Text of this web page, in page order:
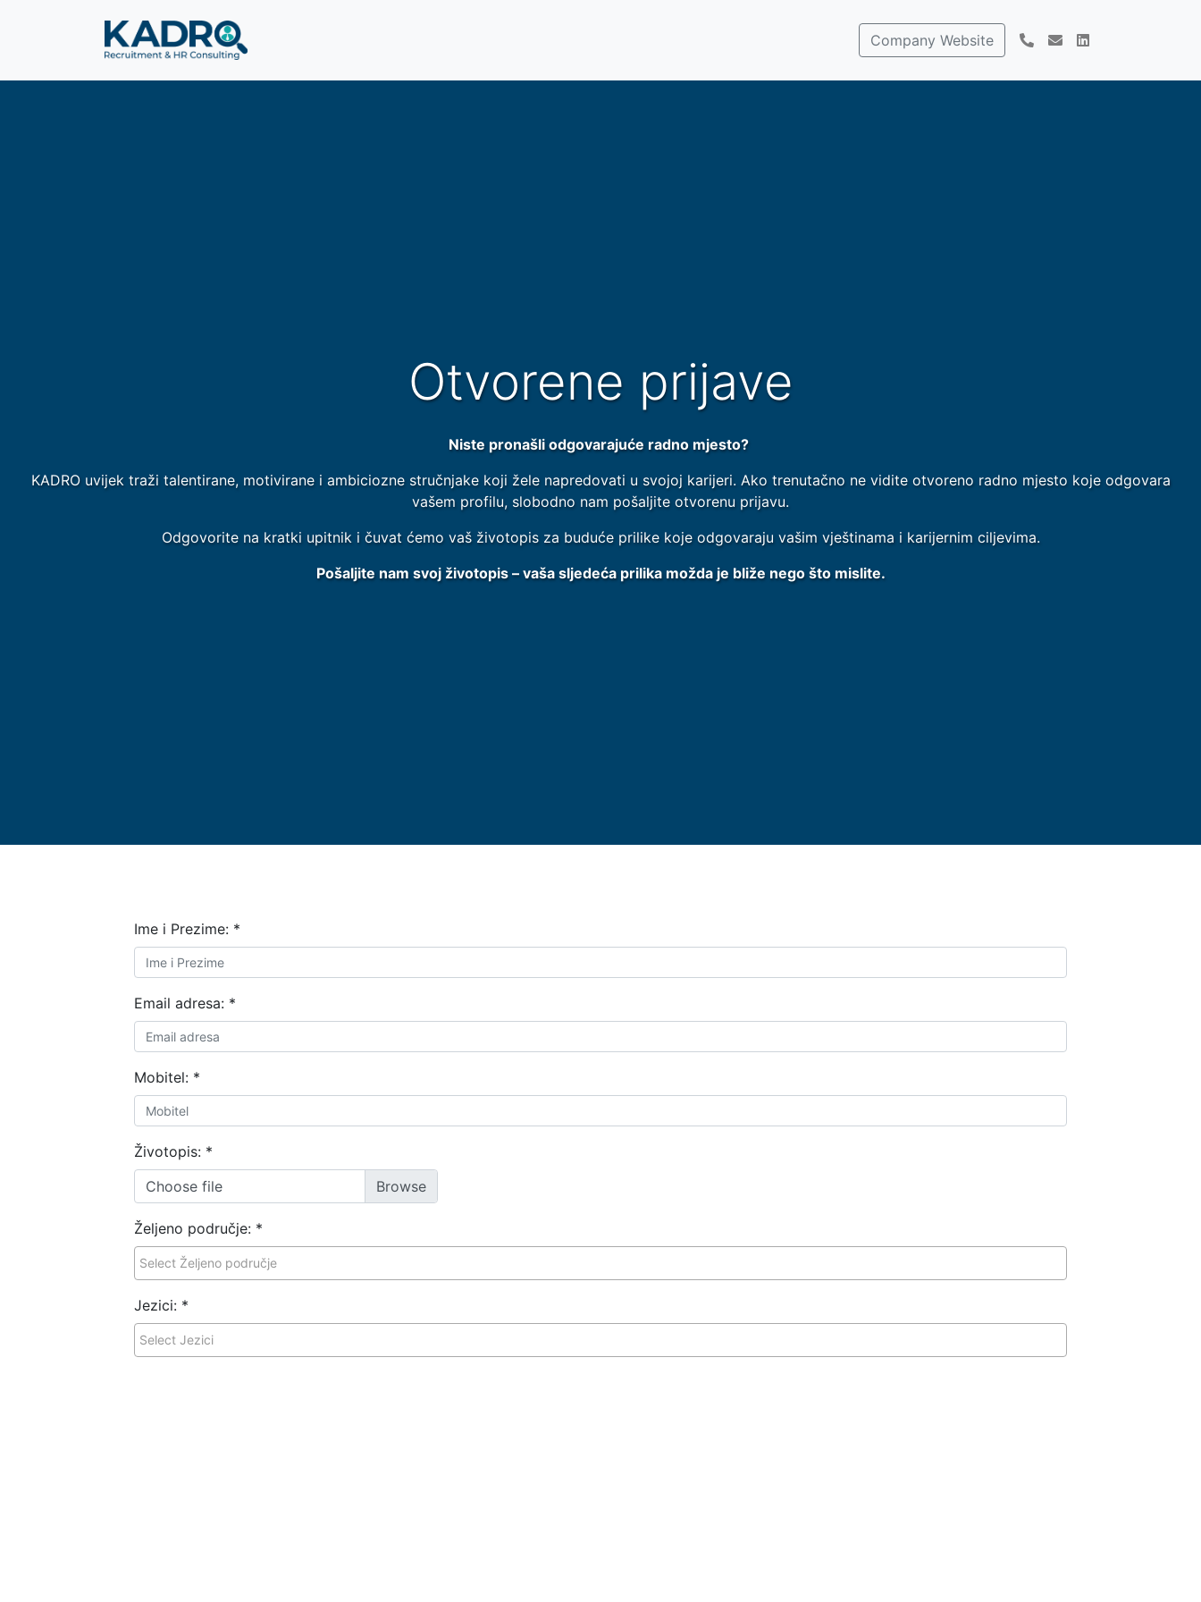
Company Website
Otvorene prijave
Niste pronašli odgovarajuće radno mjesto?
KADRO uvijek traži talentirane, motivirane i ambiciozne stručnjake koji žele napredovati u svojoj karijeri. Ako trenutačno ne vidite otvoreno radno mjesto koje odgovara
vašem profilu, slobodno nam pošaljite otvorenu prijavu.
Odgovorite na kratki upitnik i čuvat ćemo vaš životopis za buduće prilike koje odgovaraju vašim vještinama i karijernim ciljevima.
Pošaljite nam svoj životopis – vaša sljedeća prilika možda je bliže nego što mislite.
Ime i Prezime: *
Email adresa: *
Mobitel: *
Životopis: *
Choose file
Željeno područje: *
Jezici: *